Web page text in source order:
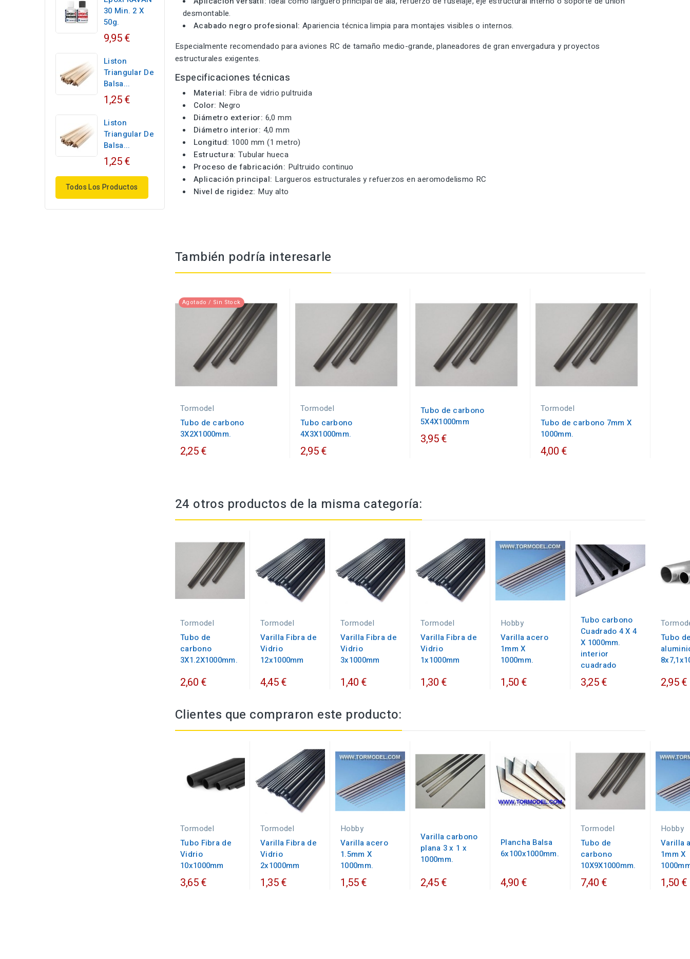
30 Min. 2 X
50g.
9,95 €
Liston
Triangular De
Balsa...
1,25 €
Liston
Triangular De
Balsa...
1,25 €
Todos Los Productos
desmontable.
Acabado negro profesional: Apariencia técnica limpia para montajes visibles o internos.
Especialmente recomendado para aviones RC de tamaño medio-grande, planeadores de gran envergadura y proyectos
estructurales exigentes.
Especificaciones técnicas
Material: Fibra de vidrio pultruida
Color: Negro
Diámetro exterior: 6,0 mm
Diámetro interior: 4,0 mm
Longitud: 1000 mm (1 metro)
Estructura: Tubular hueca
Proceso de fabricación: Pultruido continuo
Aplicación principal: Largueros estructurales y refuerzos en aeromodelismo RC
Nivel de rigidez: Muy alto
También podría interesarle
Agotado / Sin Stock
Tormodel
Tubo de carbono
3X2X1000mm.
2,25 €
Tormodel
Tubo carbono
4X3X1000mm.
2,95 €
Tubo de carbono
5X4X1000mm
3,95 €
Tormodel
Tubo de carbono 7mm X
1000mm.
4,00 €
24 otros productos de la misma categoría:
Tormodel
Tubo de
carbono
3X1.2X1000mm.
2,60 €
Tormodel
Varilla Fibra de
Vidrio
12x1000mm
4,45 €
Tormodel
Varilla Fibra de
Vidrio
3x1000mm
1,40 €
Tormodel
Varilla Fibra de
Vidrio
1x1000mm
1,30 €
Hobby
Varilla acero
1mm X
1000mm.
1,50 €
Tubo carbono
Cuadrado 4 X 4
X 1000mm.
interior
cuadrado
3,25 €
Tubo
2,95 €
Clientes que compraron este producto:
Tormodel
Tubo Fibra de
Vidrio
10x1000mm
3,65 €
Tormodel
Varilla Fibra de
Vidrio
2x1000mm
1,35 €
Hobby
Varilla acero
1.5mm X
1000mm.
1,55 €
Varilla carbono
plana 3 x 1 x
1000mm.
2,45 €
Plancha Balsa
6x100x1000mm.
4,90 €
Tormodel
Tubo de
carbono
10X9X1000mm.
7,40 €
Hobby
Varilla
1mm X
1,50 €